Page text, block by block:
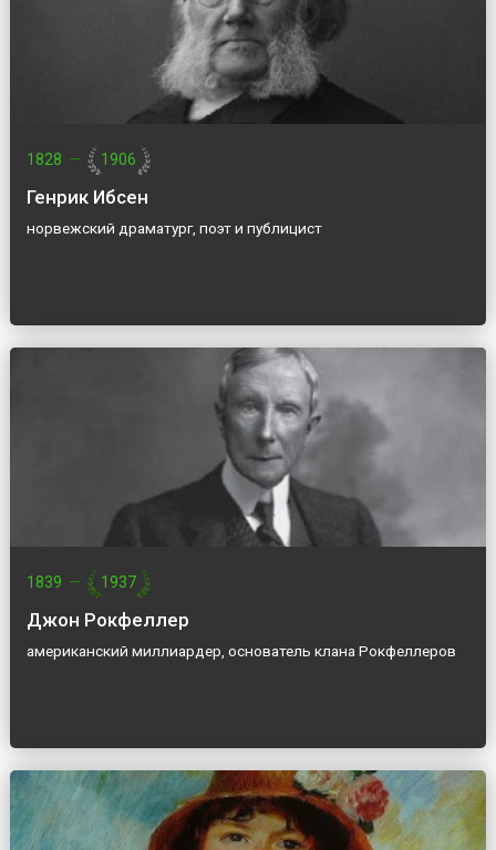
1828 — 1906
Генрик Ибсен
норвежский драматург, поэт и публицист
1839 — 1937
Джон Рокфеллер
американский миллиардер, основатель клана Рокфеллеров